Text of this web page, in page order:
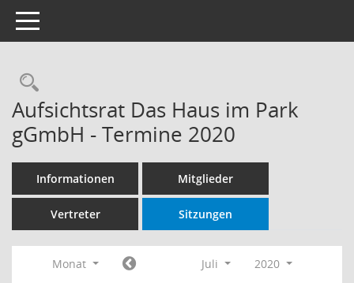
Toggle navigation
Rechercheauswahl
Aufsichtsrat Das Haus im Park
gGmbH - Termine 2020
Informationen Mitglieder
Vertreter Sitzungen
Monat Juli
2020